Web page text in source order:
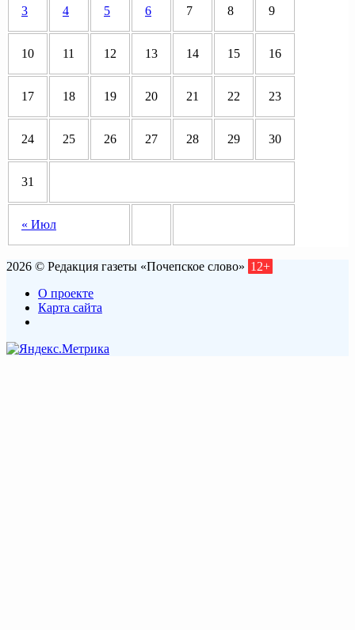
« Июл
3 4 5 6 7 8 9
10 11 12 13 14 15 16
17 18 19 20 21 22 23
24 25 26 27 28 29 30
31
2026 © Редакция газеты «Почепское слово» 12+
О проекте
Карта сайта